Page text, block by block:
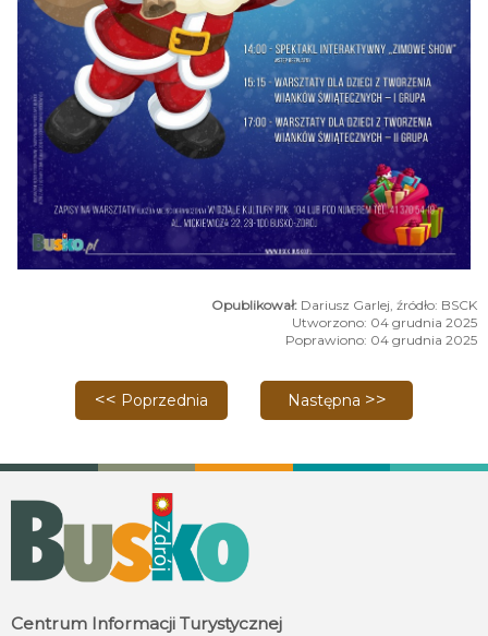
Dariusz Garlej, źródło: BSCK
Utworzono: 04 grudnia 2025
Poprawiono: 04 grudnia 2025
Poprzednia strona: Hej Kolęda - koncert świąteczny
Poprzednia Następna strona:
Następna
Centrum Informacji Turystycznej